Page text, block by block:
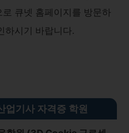
큐넷 홈페이지를 방문하
하시기 바랍니다.
업기사 자격증 학원